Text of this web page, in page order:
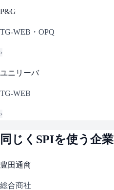
P&G
TG-WEB・OPQ
›
ユニリーバ
TG-WEB
›
同じく SPIを使う企業
豊田通商
総合商社